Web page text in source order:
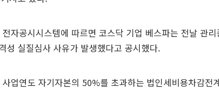
자공시시스템에 따르면 코스닥 기업 베스파는 전날 관리
성 실질심사 사유가 발생했다고 공시했다.
업연도 자기자본의 50%를 초과하는 법인세비용차감전